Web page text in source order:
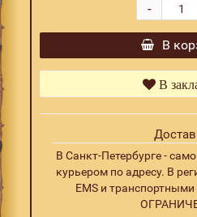
-
В
В
В Санкт-Петербурге -
курьером по адресу. В
EMS и